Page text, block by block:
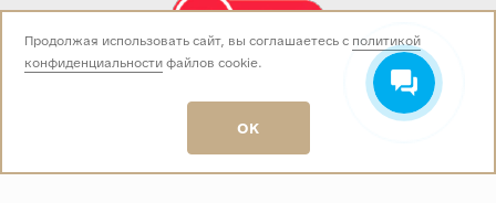
Звоните нам:
пн-вс 10:00 - 19:00
E-mail:
info@baza-plitki.ru
Продолжая использовать сайт, вы соглашаетесь с политикой
конфиденциальностифайлов cookie.
OK